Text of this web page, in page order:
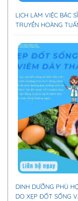
LỊCH LÀM VIỆC BÁC
TRUYỀN HOÀNG
DINH DƯỠNG PHÙ
DO XẸP ĐỐT SỐNG